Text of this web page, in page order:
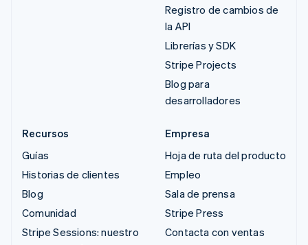
Registro de cambios de
la API
Librerías y SDK
Stripe Projects
Blog para
desarrolladores
Recursos
Guías
Historias de clientes
Blog
Comunidad
Stripe Sessions: nuestro
Empresa
Hoja de ruta del producto
Empleo
Sala de prensa
Stripe Press
Contacta con ventas